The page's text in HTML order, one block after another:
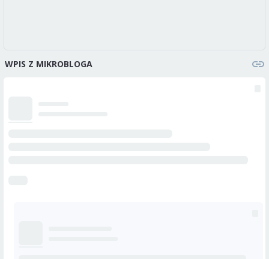
WPIS Z MIKROBLOGA